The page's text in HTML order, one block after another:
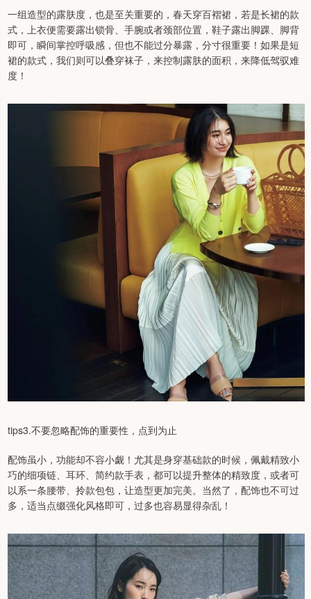
一组造型的露肤度，也是至关重要的，春天穿百褶裙，若是长裙的款
式，上衣便需要露出锁骨、手腕或者颈部位置，鞋子露出脚踝、脚背
即可，瞬间掌控呼吸感，但也不能过分暴露，分寸很重要！如果是短
裙的款式，我们则可以叠穿袜子，来控制露肤的面积，来降低驾驭难
度！
tips3.不要忽略配饰的重要性，点到为止
配饰虽小，功能却不容小觑！尤其是身穿基础款的时候，佩戴精致小
巧的细项链、耳环、简约款手表，都可以提升整体的精致度，或者可
以系一条腰带、拎款包包，让造型更加完美。当然了，配饰也不可过
多，适当点缀强化风格即可，过多也容易显得杂乱！